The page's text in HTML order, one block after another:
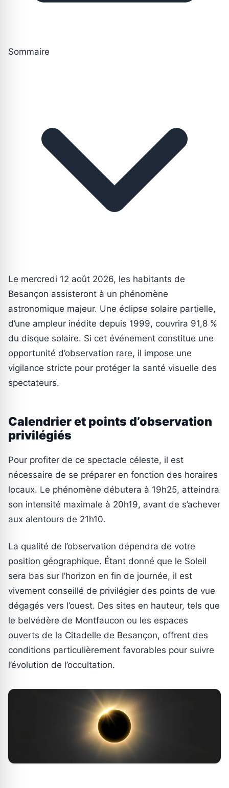
Sommaire
Le mercredi 12 août 2026, les habitants de
Besançon assisteront à un phénomène
astronomique majeur. Une éclipse solaire partielle,
d’une ampleur inédite depuis 1999, couvrira 91,8 %
du disque solaire. Si cet événement constitue une
opportunité d’observation rare, il impose une
vigilance stricte pour protéger la santé visuelle des
spectateurs.
Calendrier et points d’observation
privilégiés
Pour profiter de ce spectacle céleste, il est
nécessaire de se préparer en fonction des horaires
locaux. Le phénomène débutera à 19h25, atteindra
son intensité maximale à 20h19, avant de s’achever
aux alentours de 21h10.
La qualité de l’observation dépendra de votre
position géographique. Étant donné que le Soleil
sera bas sur l’horizon en fin de journée, il est
vivement conseillé de privilégier des points de vue
dégagés vers l’ouest. Des sites en hauteur, tels que
le belvédère de Montfaucon ou les espaces
ouverts de la Citadelle de Besançon, offrent des
conditions particulièrement favorables pour suivre
l’évolution de l’occultation.